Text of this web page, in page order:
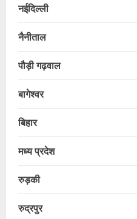
नईदिल्ली
नैनीताल
पौड़ी गढ़वाल
बागेश्वर
बिहार
मध्य प्रदेश
रुड़की
रुद्रपुर